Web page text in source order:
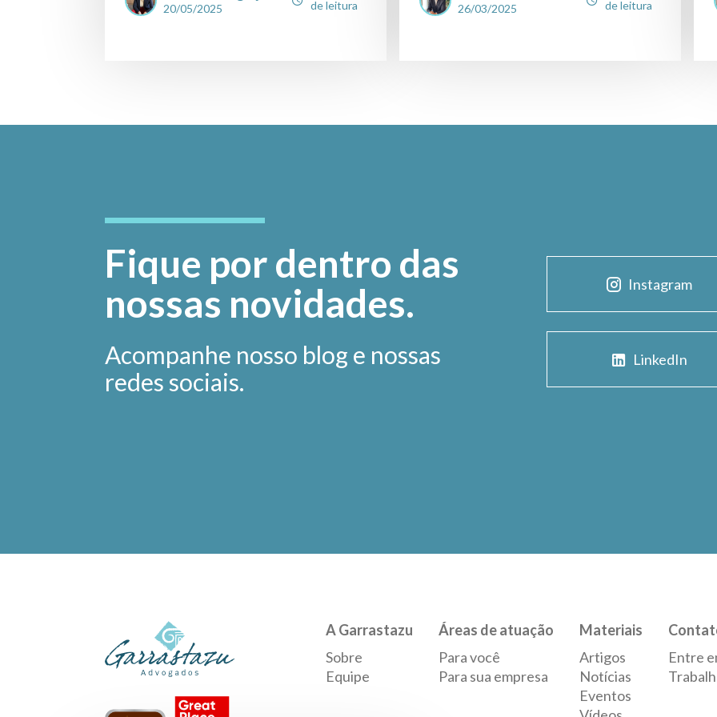
20/05/2025
de leitura
26/03/2025
de leitura
Fique por dentro das
nossas novidades.
Acompanhe nosso blog e nossas
redes sociais.
Instagram
LinkedIn
A Garrastazu
Sobre
Equipe
Áreas de atuação
Para você
Para sua empresa
Materiais
Artigos
Notícias
Eventos
Entre